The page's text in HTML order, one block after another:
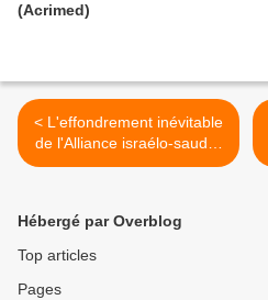
(Acrimed)
< L'effondrement inévitable
de l'Alliance israélo-saudo-
étatsunienne contre l'Iran et
Hébergé par Overblog
Top articles
Pages